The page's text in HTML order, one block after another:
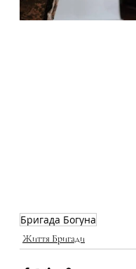
Бригада Богуна
Життя Бригади